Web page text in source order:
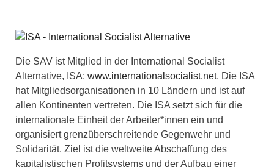
Die SAV ist Mitglied in der International Socialist
Alternative, ISA: www.internationalsocialist.net. Die ISA
hat Mitgliedsorganisationen in 10 Ländern und ist auf
allen Kontinenten vertreten. Die ISA setzt sich für die
internationale Einheit der Arbeiter*innen ein und
organisiert grenzüberschreitende Gegenwehr und
Solidarität. Ziel ist die weltweite Abschaffung des
kapitalistischen Profitsystems und der Aufbau einer